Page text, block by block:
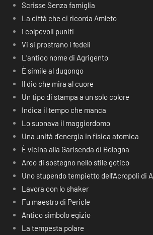
Scrisse Senza famiglia
La città che ci ricorda Amleto
I colpevoli puniti
Vi si prostrano i fedeli
L’antico nome di Agrigento
È simile al dugongo
Il dio che mira al cuore
Un tipo di stampa a un solo colore
Indica il tempo che manca
Lo suonava il maggiordomo
Una unità d’energia in fisica atomica
È vicina alla Garisenda di Bologna
Arco di sostegno nello stile gotico
Uno stupendo tempietto dell’Acropoli di
Lavora con lo shaker
Fu maestro di Pericle
Antico simbolo egizio
La tempesta polare